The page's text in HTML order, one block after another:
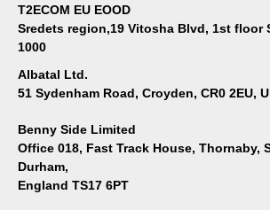
T2ECOM EU EOOD
Sredets region,19 Vitosha Blvd, 1st floor
1000
Albatal Ltd.
51 Sydenham Road, Croyden, CR0 2EU,
Benny Side Limited
Office 018, Fast Track House, Thornaby,
Durham,
England TS17 6PT